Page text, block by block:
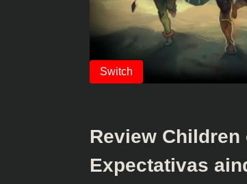
Review
Expectativas